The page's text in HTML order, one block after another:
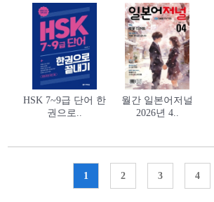
HSK 7~9급 단어 한
권으로..
월간 일본어저널
2026년 4..
1 2 3 4